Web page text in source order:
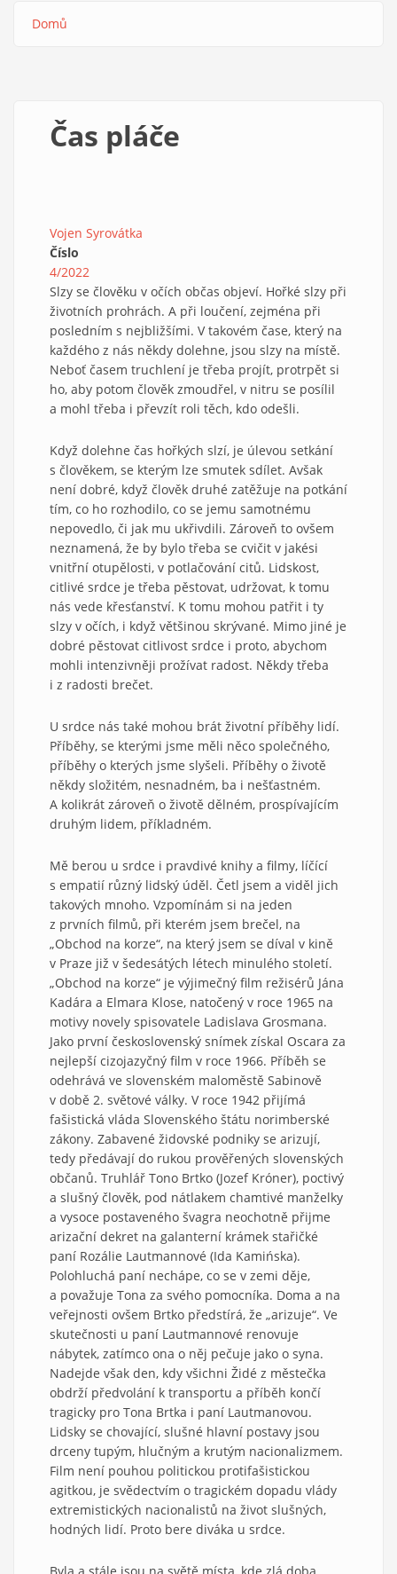
Domů
Čas pláče
Vojen Syrovátka
Číslo
4/2022
Slzy se člověku v očích občas objeví. Hořké slzy při
životních prohrách. A při loučení, zejména při
posledním s nejbližšími. V takovém čase, který na
každého z nás někdy dolehne, jsou slzy na místě.
Neboť časem truchlení je třeba projít, protrpět si
ho, aby potom člověk zmoudřel, v nitru se posílil
a mohl třeba i převzít roli těch, kdo odešli.
Když dolehne čas hořkých slzí, je úlevou setkání
s člověkem, se kterým lze smutek sdílet. Avšak
není dobré, když člověk druhé zatěžuje na potkání
tím, co ho rozhodilo, co se jemu samotnému
nepovedlo, či jak mu ukřivdili. Zároveň to ovšem
neznamená, že by bylo třeba se cvičit v jakési
vnitřní otupělosti, v potlačování citů. Lidskost,
citlivé srdce je třeba pěstovat, udržovat, k tomu
nás vede křesťanství. K tomu mohou patřit i ty
slzy v očích, i když většinou skrývané. Mimo jiné je
dobré pěstovat citlivost srdce i proto, abychom
mohli intenzivněji prožívat radost. Někdy třeba
i z radosti brečet.
U srdce nás také mohou brát životní příběhy lidí.
Příběhy, se kterými jsme měli něco společného,
příběhy o kterých jsme slyšeli. Příběhy o životě
někdy složitém, nesnadném, ba i nešťastném.
A kolikrát zároveň o životě dělném, prospívajícím
druhým lidem, příkladném.
Mě berou u srdce i pravdivé knihy a filmy, líčící
s empatií různý lidský úděl. Četl jsem a viděl jich
takových mnoho. Vzpomínám si na jeden
z prvních filmů, při kterém jsem brečel, na
„Obchod na korze“, na který jsem se díval v kině
v Praze již v šedesátých létech minulého století.
„Obchod na korze“ je výjimečný film režisérů Jána
Kadára a Elmara Klose, natočený v roce 1965 na
motivy novely spisovatele Ladislava Grosmana.
Jako první československý snímek získal Oscara za
nejlepší cizojazyčný film v roce 1966. Příběh se
odehrává ve slovenském maloměstě Sabinově
v době 2. světové války. V roce 1942 přijímá
fašistická vláda Slovenského štátu norimberské
zákony. Zabavené židovské podniky se arizují,
tedy předávají do rukou prověřených slovenských
občanů. Truhlář Tono Brtko (Jozef Króner), poctivý
a slušný člověk, pod nátlakem chamtivé manželky
a vysoce postaveného švagra neochotně přijme
arizační dekret na galanterní krámek stařičké
paní Rozálie Lautmannové (Ida Kamińska).
Polohluchá paní nechápe, co se v zemi děje,
a považuje Tona za svého pomocníka. Doma a na
veřejnosti ovšem Brtko předstírá, že „arizuje“. Ve
skutečnosti u paní Lautmannové renovuje
nábytek, zatímco ona o něj pečuje jako o syna.
Nadejde však den, kdy všichni Židé z městečka
obdrží předvolání k transportu a příběh končí
tragicky pro Tona Brtka i paní Lautmanovou.
Lidsky se chovající, slušné hlavní postavy jsou
drceny tupým, hlučným a krutým nacionalizmem.
Film není pouhou politickou protifašistickou
agitkou, je svědectvím o tragickém dopadu vlády
extremistických nacionalistů na život slušných,
hodných lidí. Proto bere diváka u srdce.